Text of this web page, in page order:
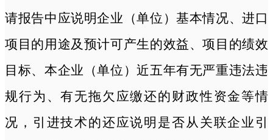
请报告中应说明企业（单位）基本情况、进口
项目的用途及预计可产生的效益、项目的绩效
目标、本企业（单位）近五年有无严重违法违
规行为、有无拖欠应缴还的财政性资金等情
况，引进技术的还应说明是否从关联企业引